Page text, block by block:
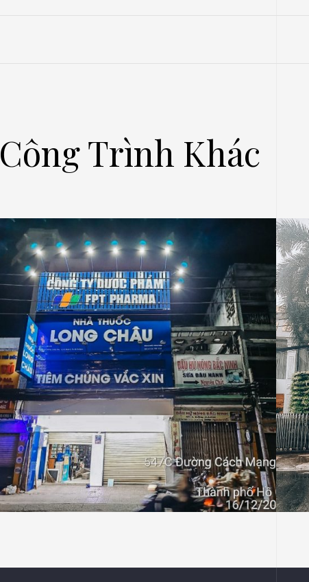
Công Trình Khác
CHUỖI BÁN LẺ
NHÀ THUỐC
NHÀ THUỐC LONG CHÂU
Thiết Kế Thi Công Công Trình Phòng Tiêm